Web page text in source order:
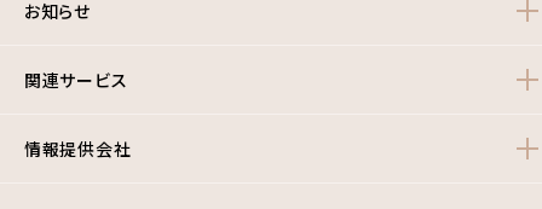
お知らせ
関連サービス
情報提供会社